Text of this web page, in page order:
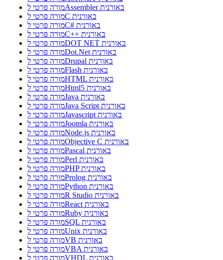
מורה פרטי לAssembler באורנית
מורה פרטי לC באורנית
מורה פרטי לC# באורנית
מורה פרטי לC++ באורנית
מורה פרטי לDOT NET באורנית
מורה פרטי לDot.Net באורנית
מורה פרטי לDrupal באורנית
מורה פרטי לFlash באורנית
מורה פרטי לHTML באורנית
מורה פרטי לHtml5 באורנית
מורה פרטי לJava באורנית
מורה פרטי לJava Script באורנית
מורה פרטי לJavascript באורנית
מורה פרטי לJoomla באורנית
מורה פרטי לNode.js באורנית
מורה פרטי לObjective C באורנית
מורה פרטי לPascal באורנית
מורה פרטי לPerl באורנית
מורה פרטי לPHP באורנית
מורה פרטי לProlog באורנית
מורה פרטי לPython באורנית
מורה פרטי לR Studio באורנית
מורה פרטי לReact באורנית
מורה פרטי לRuby באורנית
מורה פרטי לSQL באורנית
מורה פרטי לUnix באורנית
מורה פרטי לVB באורנית
מורה פרטי לVBA באורנית
מורה פרטי לVHDL באורנית